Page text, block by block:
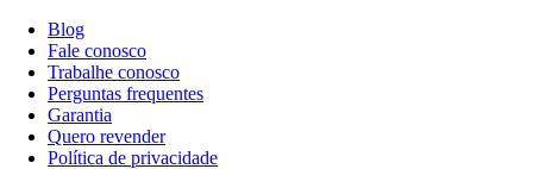
Blog
Fale conosco
Trabalhe conosco
Perguntas frequentes
Garantia
Quero revender
Política de privacidade